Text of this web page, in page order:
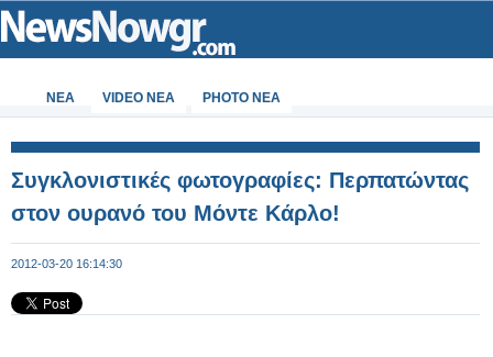
ΝΕΑ VIDEO NEA PHOTO NEA
Συγκλονιστικές φωτογραφίες: Περπατώντας
στον ουρανό του Μόντε Κάρλο!
2012-03-20 16:14:30